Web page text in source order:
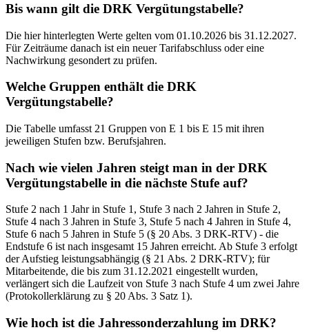
Bis wann gilt die DRK Vergütungstabelle?
Die hier hinterlegten Werte gelten vom 01.10.2026 bis 31.12.2027.
Für Zeiträume danach ist ein neuer Tarifabschluss oder eine
Nachwirkung gesondert zu prüfen.
Welche Gruppen enthält die DRK
Vergütungstabelle?
Die Tabelle umfasst 21 Gruppen von E 1 bis E 15 mit ihren
jeweiligen Stufen bzw. Berufsjahren.
Nach wie vielen Jahren steigt man in der DRK
Vergütungstabelle in die nächste Stufe auf?
Stufe 2 nach 1 Jahr in Stufe 1, Stufe 3 nach 2 Jahren in Stufe 2,
Stufe 4 nach 3 Jahren in Stufe 3, Stufe 5 nach 4 Jahren in Stufe 4,
Stufe 6 nach 5 Jahren in Stufe 5 (§ 20 Abs. 3 DRK-RTV) - die
Endstufe 6 ist nach insgesamt 15 Jahren erreicht. Ab Stufe 3 erfolgt
der Aufstieg leistungsabhängig (§ 21 Abs. 2 DRK-RTV); für
Mitarbeitende, die bis zum 31.12.2021 eingestellt wurden,
verlängert sich die Laufzeit von Stufe 3 nach Stufe 4 um zwei Jahre
(Protokollerklärung zu § 20 Abs. 3 Satz 1).
Wie hoch ist die Jahressonderzahlung im DRK?